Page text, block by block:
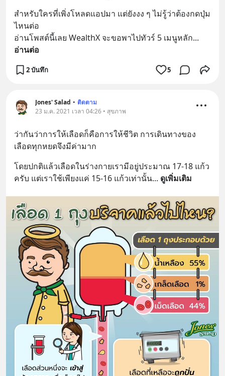
สำหรับใครที่เพิ่งโหลดแอปมา แต่ยังงง ๆ ไม่รู้ว่าต้องกดปุ่ม
ไหนต่อ
อ่านโพสต์นี้เลย WealthX จะขอพาไปทัวร์ 5 เมนูหลัก
อ่านต่อ
2 บันทึก 5
Jones' Salad • ติดตาม
23 ม.ค. 2021 เวลา 04:26 • สุขภาพ
ว่ากันว่าการให้เลือดก็คือการให้ชีวิต การเดินทางของ
เลือดทุกหยดจึงมีค่ามาก
โดยปกติแล้วเลือดในร่างกายเรามีอยู่ประมาณ 17-18 แก้ว
ครับ แต่เราใช้เพียงแค่ 15-16 แก้วเท่านั้น... ดูเพิ่มเติม